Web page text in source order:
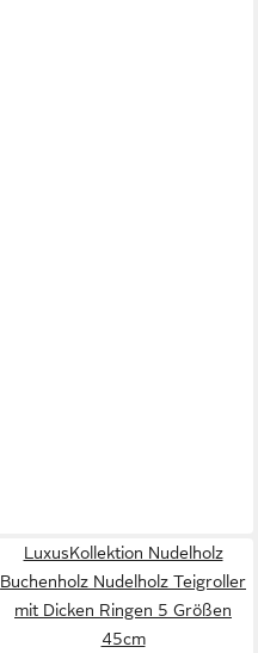
LuxusKollektion Nudelholz
Buchenholz Nudelholz Teigroller
mit Dicken Ringen 5 Größen
45cm